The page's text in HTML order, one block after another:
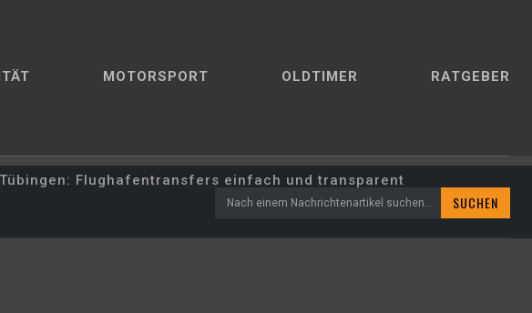
MOTORSPORT OLDTIMER RATGEBER
Flughafentransfers einfach und transparent
Nach einem Nachrichtenartikel suchen... SUCHEN